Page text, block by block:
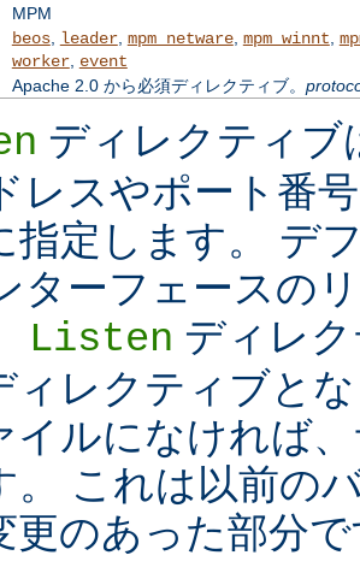
MPM
beos, leader, mpm_netware, mpm_winnt
worker, event
Apache 2.0 から必須ディレクティブ。
ディレクティブ
レスやポート番
指定します。 デ
ターフェースの
Listen ディレ
ィレクティブと
イルになければ
。 これは以前の
更のあった部分